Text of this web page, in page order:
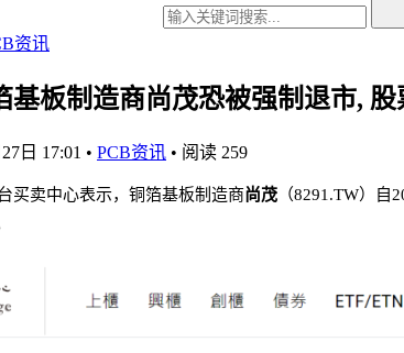
资讯
基板制造商尚茂恐被强制退市,
日 17:01 • PCB资讯 • 阅读 259
买卖中心表示，铜箔基板制造商尚茂 （8291.TW）